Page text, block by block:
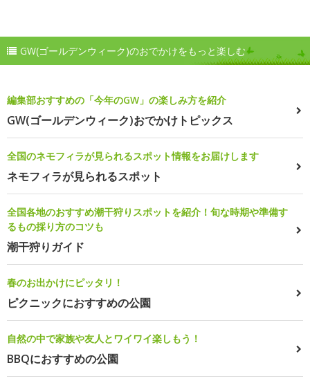
GW(ゴールデンウィーク)のおでかけをもっと楽しむ
編集部おすすめの「今年のGW」の楽しみ方を紹介
GW(ゴールデンウィーク)おでかけトピックス
全国のネモフィラが見られるスポット情報をお届けします
ネモフィラが見られるスポット
全国各地のおすすめ潮干狩りスポットを紹介！旬な時期や準備す
るもの採り方のコツも
潮干狩りガイド
春のお出かけにピッタリ！
ピクニックにおすすめの公園
自然の中で家族や友人とワイワイ楽しもう！
BBQにおすすめの公園